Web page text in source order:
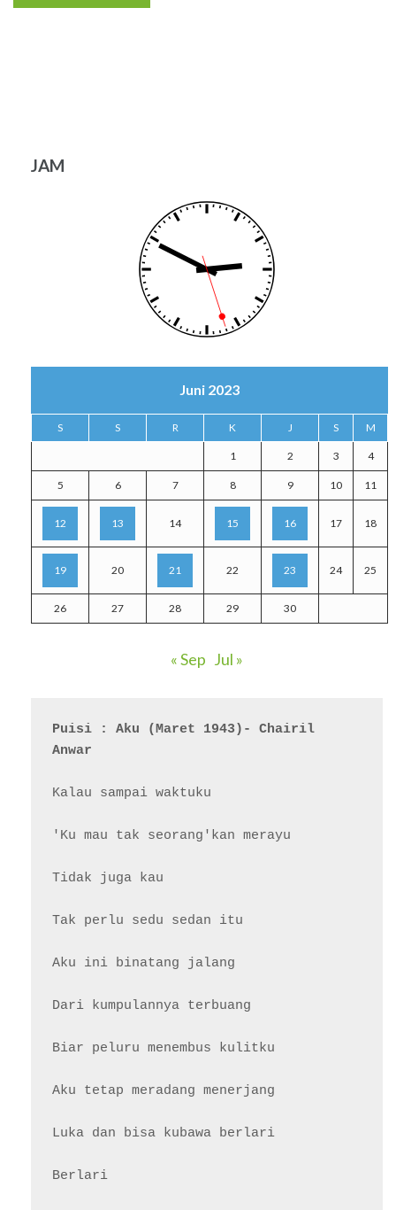
JAM
Juni 2023
S S R K J S M
1 2 3 4
5 6 7 8 9 10 11
12 13 14 15 16 17 18
19 20 21 22 23 24 25
26 27 28 29 30
« Sep Jul »
Puisi : Aku (Maret 1943)- Chairil
Anwar
Kalau sampai waktuku
'Ku mau tak seorang'kan merayu
Tidak juga kau
Tak perlu sedu sedan itu
Aku ini binatang jalang
Dari kumpulannya terbuang
Biar peluru menembus kulitku
Aku tetap meradang menerjang
Luka dan bisa kubawa berlari
Berlari